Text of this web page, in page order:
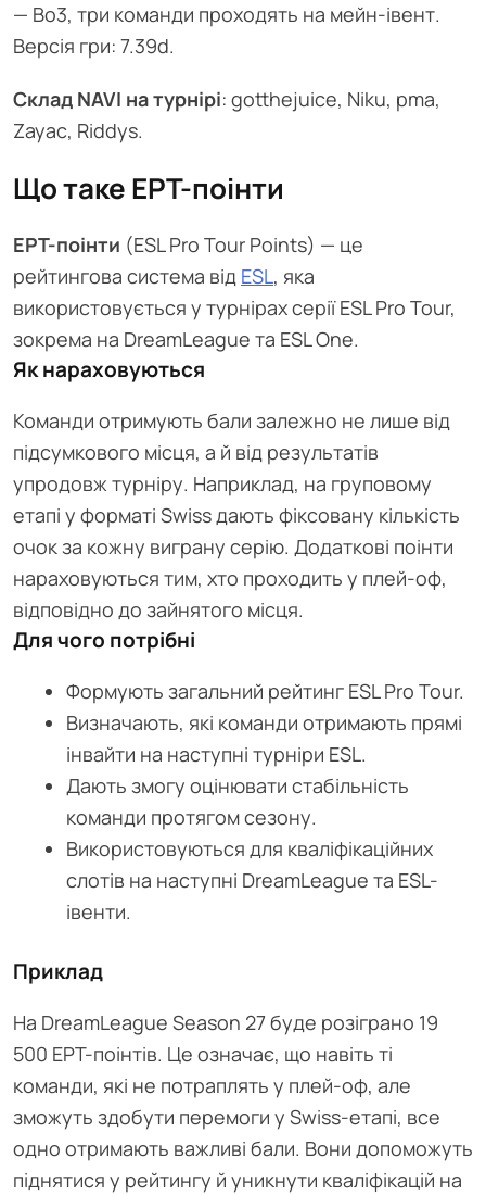
— Bo3, три команди проходять на мейн-івент.
Версія гри: 7.39d.
Склад NAVI на турнірі: gotthejuice, Niku, pma,
Zayac, Riddys.
Що таке EPT-поінти
EPT-поінти (ESL Pro Tour Points) — це
рейтингова система від ESL, яка
використовується у турнірах серії ESL Pro Tour,
зокрема на DreamLeague та ESL One.
Як нараховуються
Команди отримують бали залежно не лише від
підсумкового місця, а й від результатів
упродовж турніру. Наприклад, на груповому
етапі у форматі Swiss дають фіксовану кількість
очок за кожну виграну серію. Додаткові поінти
нараховуються тим, хто проходить у плей-оф,
відповідно до зайнятого місця.
Для чого потрібні
Формують загальний рейтинг ESL Pro Tour.
Визначають, які команди отримають прямі
інвайти на наступні турніри ESL.
Дають змогу оцінювати стабільність
команди протягом сезону.
Використовуються для кваліфікаційних
слотів на наступні DreamLeague та ESL-
івенти.
Приклад
На DreamLeague Season 27 буде розіграно 19
500 EPT-поінтів. Це означає, що навіть ті
команди, які не потраплять у плей-оф, але
зможуть здобути перемоги у Swiss-етапі, все
одно отримають важливі бали. Вони допоможуть
піднятися у рейтингу й уникнути кваліфікацій на